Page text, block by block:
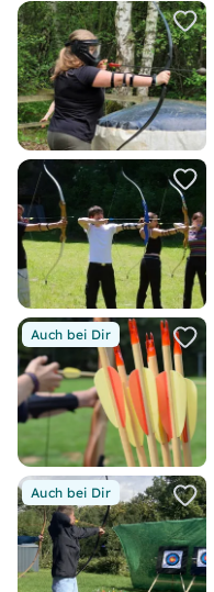
Auch bei Dir
Auch bei Dir